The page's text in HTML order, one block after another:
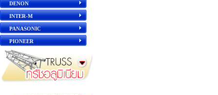
DENON
INTER-M
PANASONIC
PIONEER